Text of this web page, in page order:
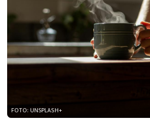
FOTO: UNSPLASH+